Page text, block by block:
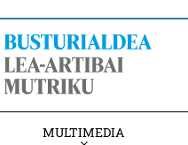
MULTIMEDIA